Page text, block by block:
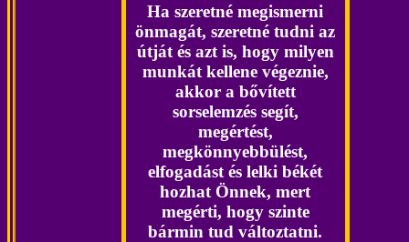
Ha szeretné megismerni
önmagát, szeretné tudni az
útját és azt is, hogy milyen
munkát kellene végeznie,
akkor a bővített
sorselemzés segít,
megértést,
megkönnyebbülést,
elfogadást és lelki békét
hozhat Önnek, mert
megérti, hogy szinte
bármin tud változtatni.